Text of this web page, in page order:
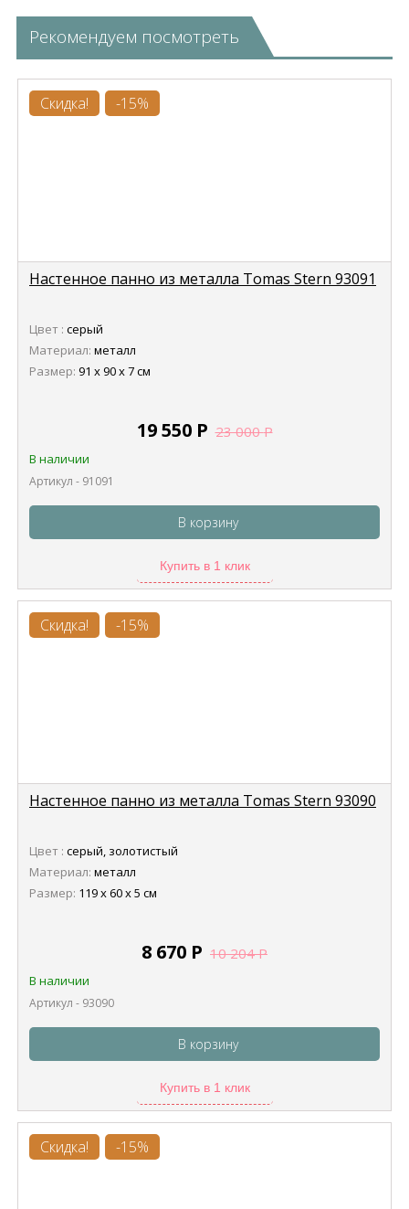
Рекомендуем посмотреть
Скидка! -15%
Настенное панно из металла Tomas Stern 93091
Цвет : серый
Материал: металл
Размер: 91 х 90 х 7 см
19 550 Р 23 000Р
В наличии
Артикул - 91091
В корзину
Купить в 1 клик
Скидка! -15%
Настенное панно из металла Tomas Stern 93090
Цвет : серый, золотистый
Материал: металл
Размер: 119 х 60 х 5 см
8 670 Р 10 204Р
В наличии
Артикул - 93090
В корзину
Купить в 1 клик
Скидка! -15%